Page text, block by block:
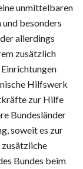
unmittelbaren
besonders
allerdings
zusätzlich
Hilfswerk
zur Hilfe
Bundesländer
soweit es zur
Bundes beim